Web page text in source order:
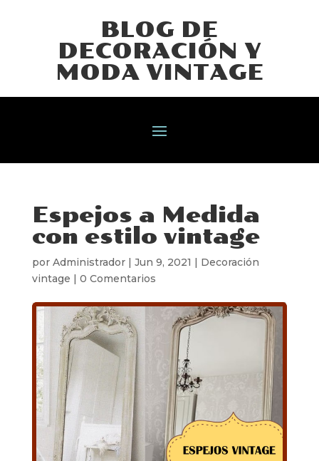
BLOG DE
DECORACIÓN Y
MODA VINTAGE
Espejos a Medida
con estilo vintage
por Administrador| Jun 9, 2021 | Decoración
vintage | 0 Comentarios